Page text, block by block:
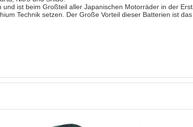
ist beim Großteil aller Japanischen Motorräder in der
Technik setzen. Der Große Vorteil dieser Batterien ist